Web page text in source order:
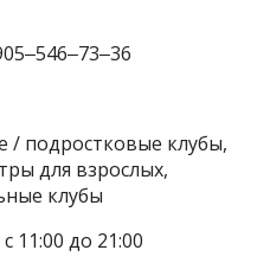
/ подростковые клубы,
для взрослых,
клубы
11:00 до 21:00